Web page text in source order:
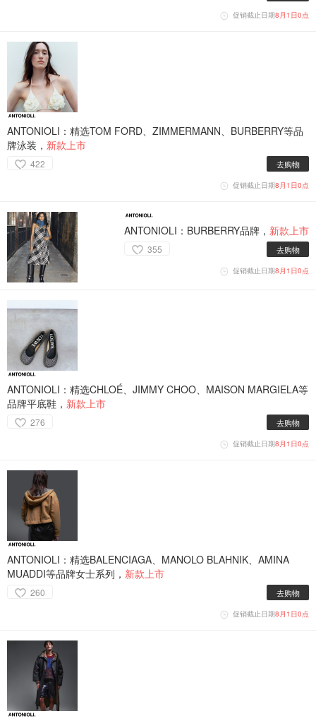
促销截止日期8月1日0点
ANTONIOLI：精选TOM FORD、ZIMMERMANN、BURBERRY等品
牌泳装， 新款上市
422 去购物
促销截止日期8月1日0点
ANTONIOLI：BURBERRY品牌， 新款上市
355 去购物
促销截止日期8月1日0点
ANTONIOLI：精选CHLOÉ、JIMMY CHOO、MAISON MARGIELA等
品牌平底鞋， 新款上市
276 去购物
促销截止日期8月1日0点
ANTONIOLI：精选BALENCIAGA、MANOLO BLAHNIK、AMINA
MUADDI等品牌女士系列， 新款上市
260 去购物
促销截止日期8月1日0点